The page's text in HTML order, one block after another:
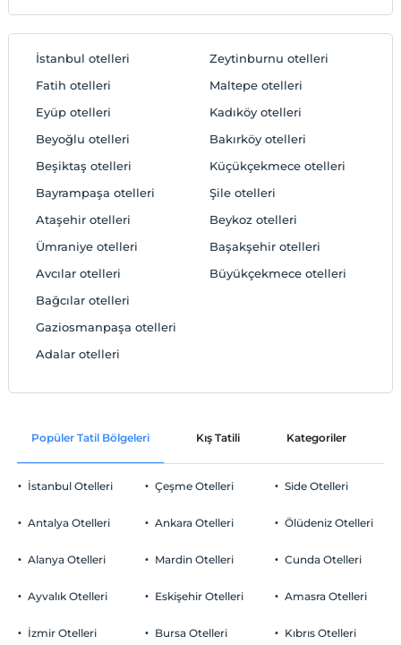
İstanbul otelleri
Fatih otelleri
Eyüp otelleri
Beyoğlu otelleri
Beşiktaş otelleri
Bayrampaşa otelleri
Zeytinburnu otelleri
Maltepe otelleri
Kadıköy otelleri
Bakırköy otelleri
Küçükçekmece otelleri
Şile otelleri
Ataşehir otelleri
Ümraniye otelleri
Avcılar otelleri
Bağcılar otelleri
Gaziosmanpaşa otelleri
Adalar otelleri
Beykoz otelleri
Başakşehir otelleri
Büyükçekmece otelleri
Popüler Tatil Bölgeleri Kış Tatili Kategoriler
İstanbul Otelleri
Antalya Otelleri
Alanya Otelleri
Ayvalık Otelleri
İzmir Otelleri
Çeşme Otelleri
Ankara Otelleri
Mardin Otelleri
Eskişehir Otelleri
Bursa Otelleri
Side Otelleri
Ölüdeniz Otelleri
Cunda Otelleri
Amasra Otelleri
Kıbrıs Otelleri